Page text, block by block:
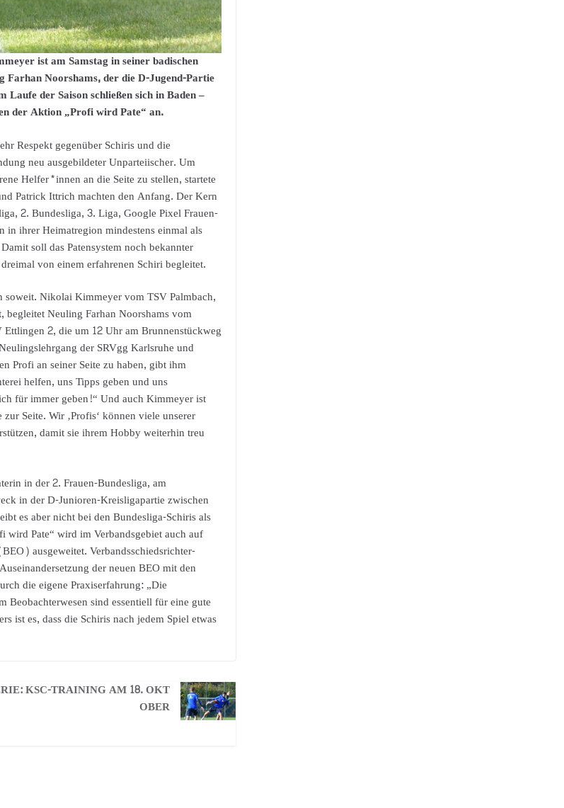
ist am Samstag in seiner badischen
Farhan Noorshams, der die D-Jugend-Partie
der Saison schließen sich in Baden –
der Aktion „Profi wird Pate“ an.
Respekt gegenüber Schiris und die
neu ausgebildeter Unparteiischer. Um
Helfer*innen an die Seite zu stellen, startete
Patrick Ittrich machten den Anfang. Der Kern
2. Bundesliga, 3. Liga, Google Pixel Frauen-
in ihrer Heimatregion mindestens einmal als
soll das Patensystem noch bekannter
von einem erfahrenen Schiri begleitet.
soweit. Nikolai Kimmeyer vom TSV Palmbach,
begleitet Neuling Farhan Noorshams vom
2, die um 12 Uhr am Brunnenstückweg
der SRVgg Karlsruhe und
Profi an seiner Seite zu haben, gibt ihm
helfen, uns Tipps geben und uns
für immer geben!“ Und auch Kimmeyer ist
Seite. Wir ‚Profis‘ können viele unserer
damit sie ihrem Hobby weiterhin treu
in der 2. Frauen-Bundesliga, am
in der D-Junioren-Kreisligapartie zwischen
es aber nicht bei den Bundesliga-Schiris als
Pate“ wird im Verbandsgebiet auch auf
ausgeweitet. Verbandsschiedsrichter-
der neuen BEO mit den
die eigene Praxiserfahrung: „Die
Beobachterwesen sind essentiell für eine gute
ist es, dass die Schiris nach jedem Spiel etwas
KSC-TRAINING AM 18. OKT
OBER